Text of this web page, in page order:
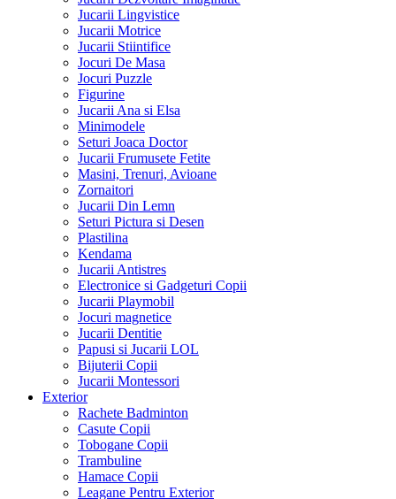
Jucarii Lingvistice
Jucarii Motrice
Jucarii Stiintifice
Jocuri De Masa
Jocuri Puzzle
Figurine
Jucarii Ana si Elsa
Minimodele
Seturi Joaca Doctor
Jucarii Frumusete Fetite
Masini, Trenuri, Avioane
Zornaitori
Jucarii Din Lemn
Seturi Pictura si Desen
Plastilina
Kendama
Jucarii Antistres
Electronice si Gadgeturi Copii
Jucarii Playmobil
Jocuri magnetice
Jucarii Dentitie
Papusi si Jucarii LOL
Bijuterii Copii
Jucarii Montessori
Exterior
Rachete Badminton
Casute Copii
Tobogane Copii
Trambuline
Hamace Copii
Leagane Pentru Exterior